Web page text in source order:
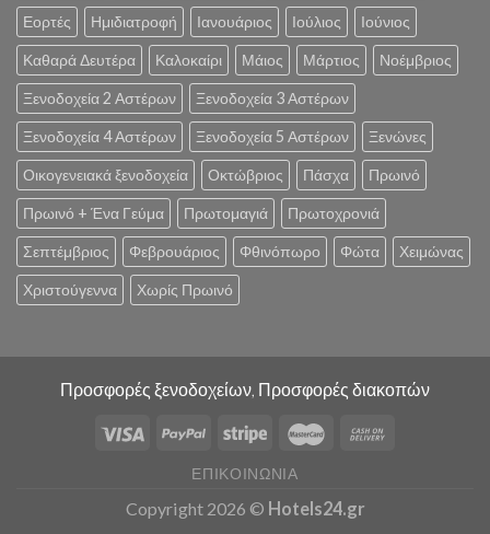
Εορτές Ημιδιατροφή Ιανουάριος Ιούλιος Ιούνιος
Καθαρά Δευτέρα Καλοκαίρι Μάιος Μάρτιος Νοέμβριος
Ξενοδοχεία 2 Αστέρων Ξενοδοχεία 3 Αστέρων
Ξενοδοχεία 4 Αστέρων Ξενοδοχεία 5 Αστέρων Ξενώνες
Οικογενειακά ξενοδοχεία Οκτώβριος Πάσχα Πρωινό
Πρωινό + Ένα Γεύμα Πρωτομαγιά Πρωτοχρονιά
Σεπτέμβριος Φεβρουάριος Φθινόπωρο Φώτα Χειμώνας
Χριστούγεννα Χωρίς Πρωινό
Προσφορές ξενοδοχείων, Προσφορές διακοπών
ΕΠΙΚΟΙΝΩΝΊΑ
Copyright 2026 © Hotels24.gr